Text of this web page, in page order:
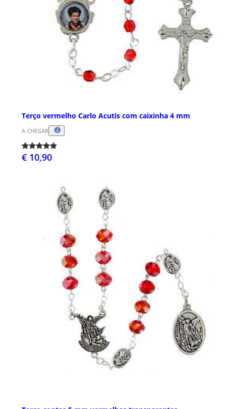
Terço vermelho Carlo Acutis com caixinha 4 mm
A CHEGAR
€ 10,90